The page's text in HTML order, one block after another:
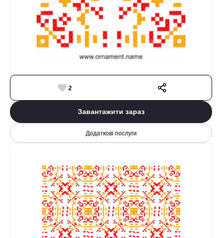
2
Завантажити зараз
Додаткові послуги